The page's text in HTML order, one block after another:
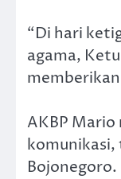
“Di hari
agama,
AKBP
komunikasi,
Bojonegoro.